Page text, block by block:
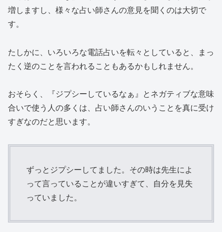
増しますし、様々な占い師さんの意見を聞くのは大切で
す。
たしかに、いろいろな電話占いを転々としていると、まっ
たく逆のことを言われることもあるかもしれません。
おそらく、
『ジプシーしているなぁ』とネガティブな意味
合いで使う人の多くは、占い師さんのいうことを真に受け
すぎなのだと思います。
ずっとジプシーしてました。その時は先生によ
って言っていることが違いすぎて、自分を見失
っていました。